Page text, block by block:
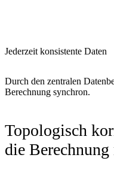
Jederzeit konsistente Daten
Durch den zentralen
Berechnung synchron.
Topologisch
die